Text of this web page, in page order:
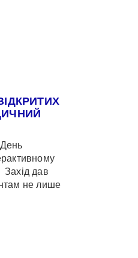
дав
не лише